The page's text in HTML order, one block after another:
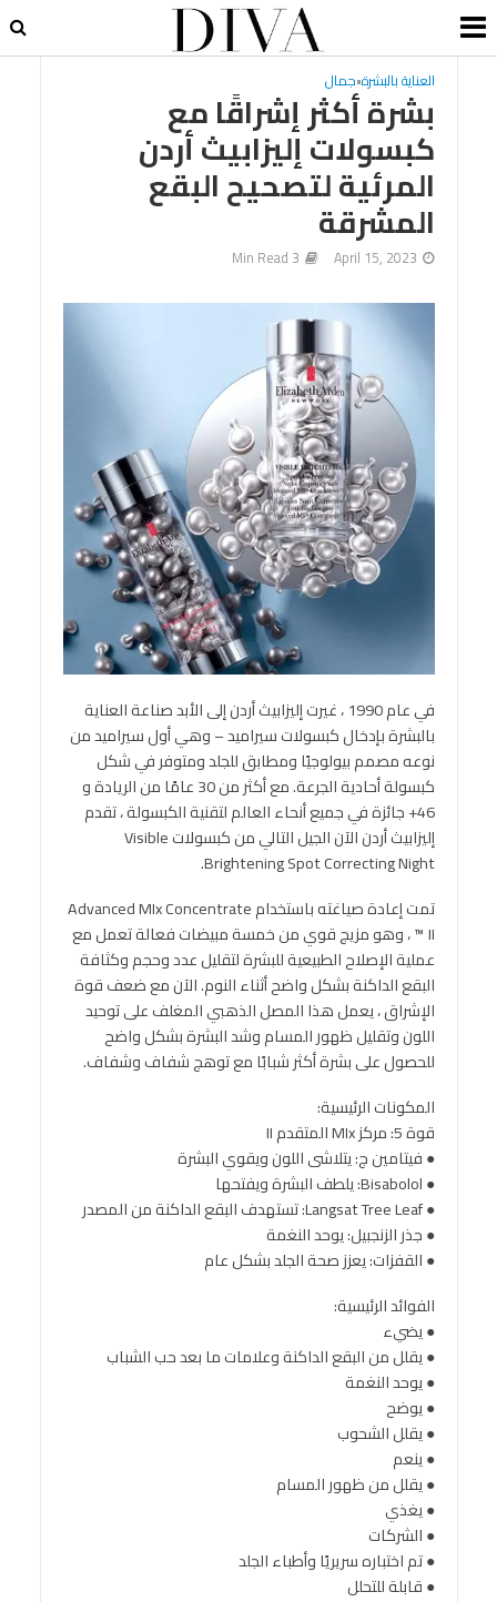
العناية بالبشرة•جمال
بشرة أكثر إشراقًا مع
كبسولات إليزابيث أردن
المرئية لتصحيح البقع
المشرقة
April 15, 2023
3 Min Read
في عام 1990 ، غيرت إليزابيث أردن إلى الأبد صناعة العناية
بالبشرة بإدخال كبسولات سيراميد – وهي أول سيراميد من
نوعه مصمم بيولوجيًا ومطابق للجلد ومتوفر في شكل
كبسولة أحادية الجرعة. مع أكثر من 30 عامًا من الريادة و
46+ جائزة في جميع أنحاء العالم لتقنية الكبسولة ، تقدم
إليزابيث أردن الآن الجيل التالي من كبسولات Visible
Brightening Spot Correcting Night.
تمت إعادة صياغته باستخدام Advanced MIx Concentrate
™ II ، وهو مزيج قوي من خمسة مبيضات فعالة تعمل مع
عملية الإصلاح الطبيعية للبشرة لتقليل عدد وحجم وكثافة
البقع الداكنة بشكل واضح أثناء النوم. الآن مع ضعف قوة
الإشراق ، يعمل هذا المصل الذهبي المغلف على توحيد
اللون وتقليل ظهور المسام وشد البشرة بشكل واضح
للحصول على بشرة أكثر شبابًا مع توهج شفاف وشفاف.
المكونات الرئيسية:
قوة 5: مركز MIx المتقدم II
● فيتامين ج: يتلاشى اللون ويقوي البشرة
● Bisabolol: يلطف البشرة ويفتحها
● Langsat Tree Leaf: تستهدف البقع الداكنة من المصدر
● جذر الزنجبيل: يوحد النغمة
● القفزات: يعزز صحة الجلد بشكل عام
الفوائد الرئيسية:
● يضيء
● يقلل من البقع الداكنة وعلامات ما بعد حب الشباب
● يوحد النغمة
● يوضح
● يقلل الشحوب
● ينعم
● يقلل من ظهور المسام
● يغذي
● الشركات
● تم اختباره سريريًا وأطباء الجلد
● قابلة للتحلل